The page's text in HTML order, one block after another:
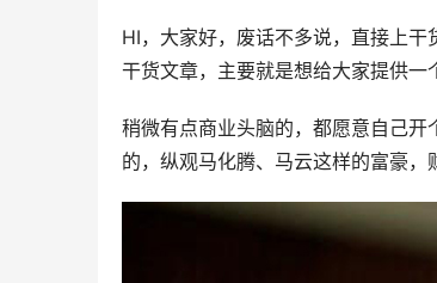
HI，大家好，废话不多说，直接上
干货文章，主要就是想给大家提供一
稍微有点商业头脑的，都愿意自己
的，纵观马化腾、马云这样的富豪，